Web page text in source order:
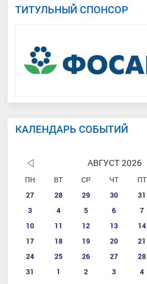
ТИТУЛЬНЫЙ СПОНСОР
КАЛЕНДАРЬ СОБЫТИЙ
АВГУСТ 2026
ПН ВТ СР ЧТ ПТ
27
28 29 30 31
3
4 5 6 7
10
11 12 13 14
17
18 19 20 21
24
25 26 27 28
31
1 2 3 4